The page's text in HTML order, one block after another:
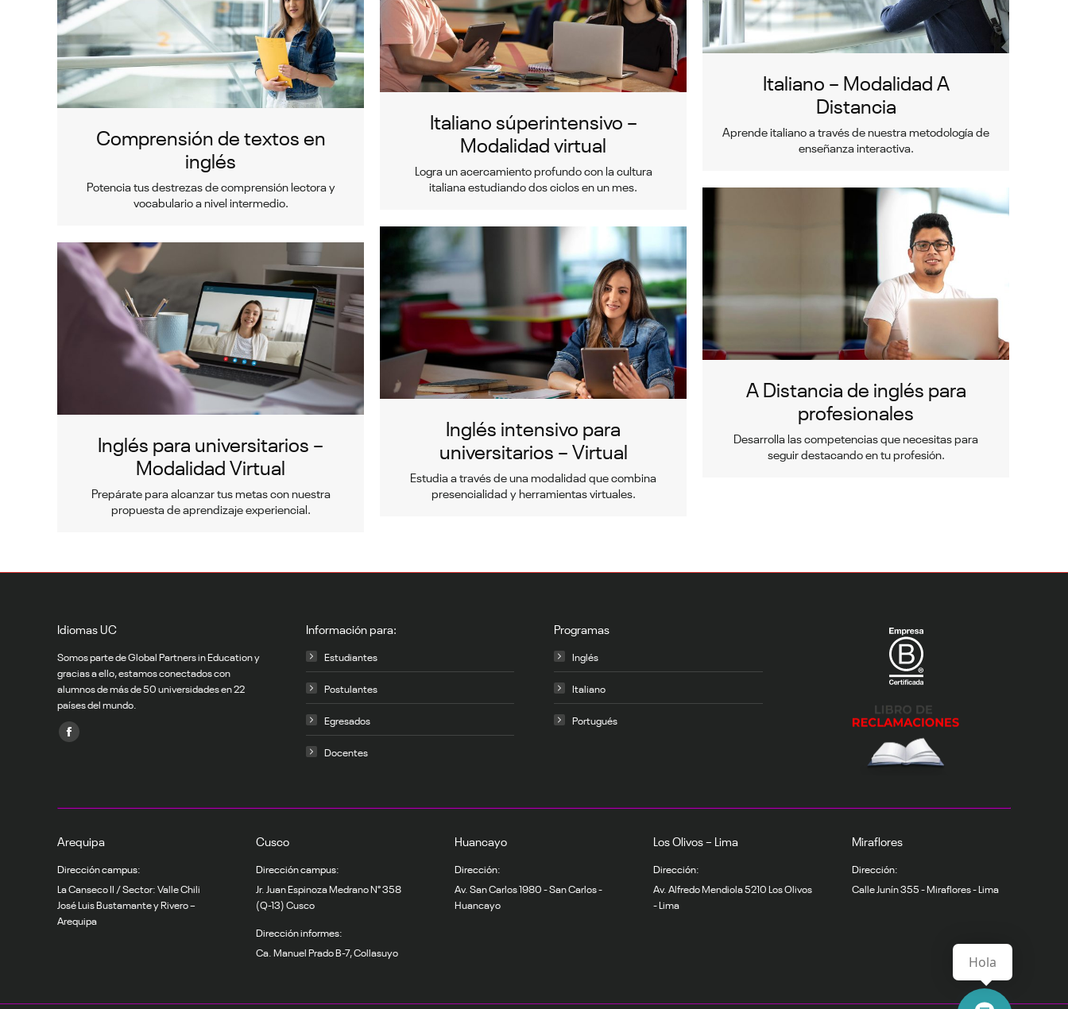
Italiano – Modalidad A
Distancia
Aprende italiano a través de nuestra metodología de
enseñanza interactiva.
Italiano súperintensivo –
Modalidad virtual
Logra un acercamiento profundo con la cultura
italiana estudiando dos ciclos en un mes.
Comprensión de textos en
inglés
Potencia tus destrezas de comprensión lectora y
vocabulario a nivel intermedio.
A Distancia de inglés para
profesionales
Desarrolla las competencias que necesitas para
seguir destacando en tu profesión.
Inglés intensivo para
universitarios – Virtual
Estudia a través de una modalidad que combina
presencialidad y herramientas virtuales.
Inglés para universitarios –
Modalidad Virtual
Prepárate para alcanzar tus metas con nuestra
propuesta de aprendizaje experiencial.
Idiomas UC
Somos parte de Global Partners in Education y
gracias a ello, estamos conectados con
alumnos de más de 50 universidades en 22
países del mundo.
Encuéntranos en:
Facebook
window
Información para:
Estudiantes
Postulantes
Egresados
Docentes
Programas
Inglés
Italiano
Portugués
Arequipa
Dirección campus:
La Canseco II / Sector: Valle Chili
José Luis Bustamante y Rivero –
Arequipa
Cusco
Dirección campus:
Jr. Juan Espinoza Medrano N° 358
(Q-13) Cusco
Dirección informes:
Ca. Manuel Prado B-7, Collasuyo
Huancayo
Dirección:
Av. San Carlos 1980 - San Carlos -
Huancayo
Los Olivos – Lima
Dirección:
Av. Alfredo Mendiola 5210 Los Olivos
- Lima
Miraflores
Dirección:
Calle Junín 355 - Miraflores - Lima
Hola